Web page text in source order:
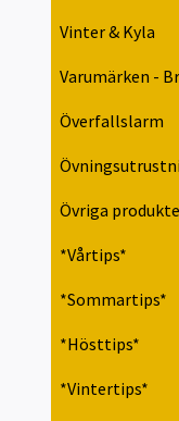
Vinter & Kyla
Varumärken -
Överfallslarm
Övriga
*Vårtips*
*Sommartips*
*Hösttips*
*Vintertips*